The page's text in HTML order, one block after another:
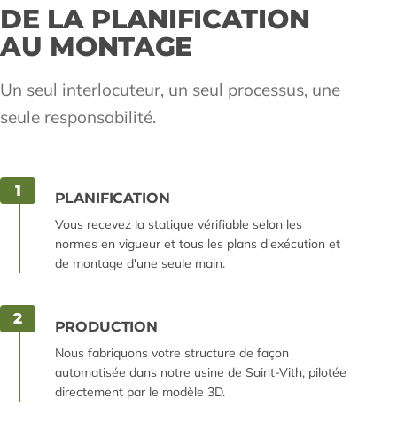
DE LA PLANIFICATION
AU MONTAGE
Un seul interlocuteur, un seul processus, une
seule responsabilité.
1 PLANIFICATION
Vous recevez la statique vérifiable selon les
normes en vigueur et tous les plans d'exécution et
de montage d'une seule main.
2 PRODUCTION
Nous fabriquons votre structure de façon
automatisée dans notre usine de Saint-Vith, pilotée
directement par le modèle 3D.